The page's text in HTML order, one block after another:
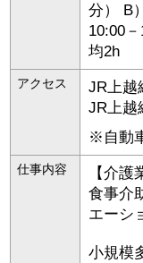
分） B
10:00
均2h
アクセス
JR上越
JR上越
※自動
仕事内容
【介護
食事介
エーシ
小規模